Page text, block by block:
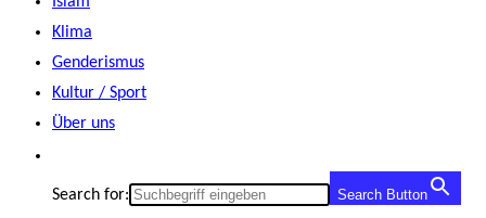
Klima
Genderismus
Kultur / Sport
Über uns
Search for: Search Button